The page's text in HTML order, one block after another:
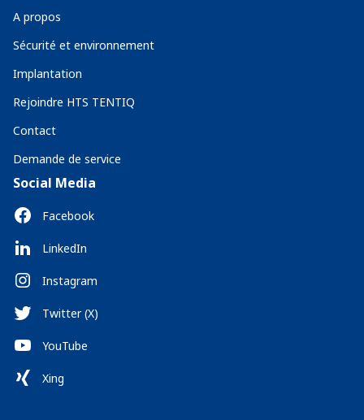
A propos
Sécurité et environnement
Implantation
Rejoindre HTS TENTIQ
Contact
Demande de service
Social Media
Facebook
LinkedIn
Instagram
Twitter (X)
YouTube
Xing